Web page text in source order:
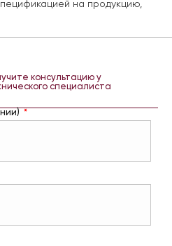
на продукцию,
консультацию у
специалиста